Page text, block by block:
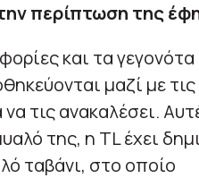
περίπτωση της
και τα
μαζί με τις
τις ανακαλέσει.
της, η TL έχει
ταβάνι, στο οποίο